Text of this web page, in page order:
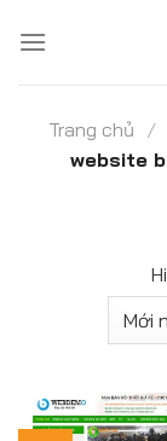
Trang chủ /
website